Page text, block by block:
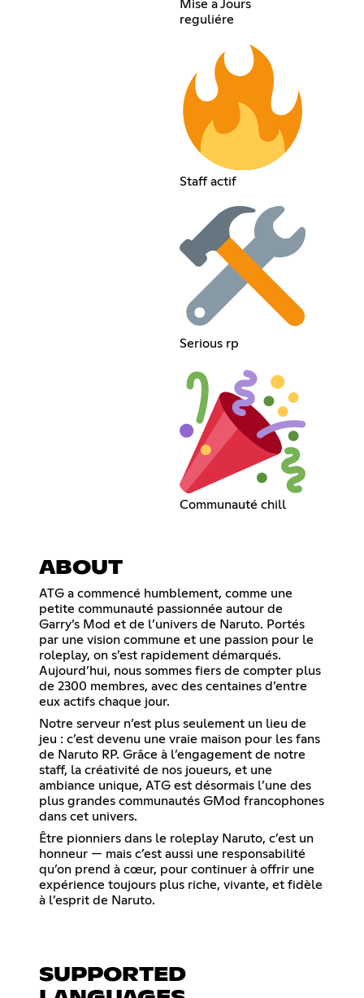
Mise a Jours
reguliére
Staff actif
Serious rp
Communauté chill
ABOUT
ATG a commencé humblement, comme une
petite communauté passionnée autour de
Garry’s Mod et de l’univers de Naruto. Portés
par une vision commune et une passion pour le
roleplay, on s’est rapidement démarqués.
Aujourd’hui, nous sommes fiers de compter plus
de 2300 membres, avec des centaines d’entre
eux actifs chaque jour.
Notre serveur n’est plus seulement un lieu de
jeu : c’est devenu une vraie maison pour les fans
de Naruto RP. Grâce à l’engagement de notre
staff, la créativité de nos joueurs, et une
ambiance unique, ATG est désormais l’une des
plus grandes communautés GMod francophones
dans cet univers.
Être pionniers dans le roleplay Naruto, c’est un
honneur — mais c’est aussi une responsabilité
qu’on prend à cœur, pour continuer à offrir une
expérience toujours plus riche, vivante, et fidèle
à l’esprit de Naruto.
SUPPORTED